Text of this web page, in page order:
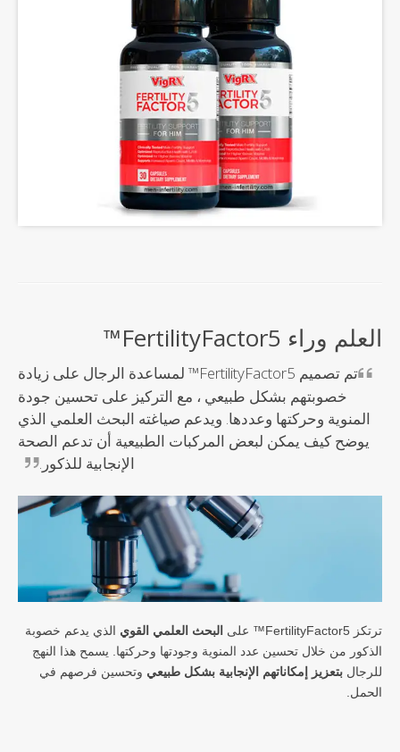
العلم وراء FertilityFactor5™
تم تصميم FertilityFactor5™ لمساعدة الرجال على زيادة
خصوبتهم بشكل طبيعي ، مع التركيز على تحسين جودة
المنوية وحركتها وعددها. ويدعم صياغته البحث العلمي الذي
يوضح كيف يمكن لبعض المركبات الطبيعية أن تدعم الصحة
الإنجابية للذكور.
ترتكز FertilityFactor5™ على البحث العلمي القوي الذي يدعم خصوبة
الذكور من خلال تحسين عدد المنوية وجودتها وحركتها. يسمح هذا النهج
للرجال بتعزيز إمكاناتهم الإنجابية بشكل طبيعي وتحسين فرصهم في
الحمل.